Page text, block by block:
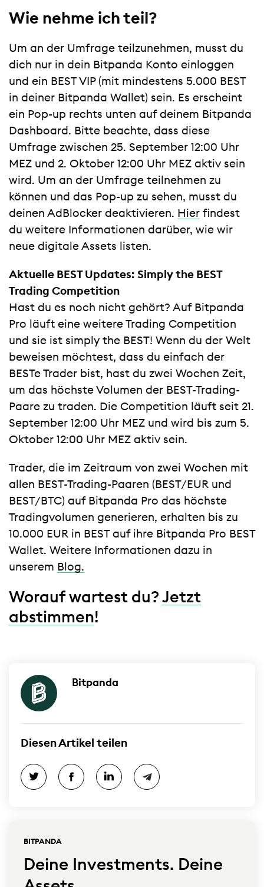
Wie nehme ich teil?
Um an der Umfrage teilzunehmen, musst du
dich nur in dein Bitpanda Konto einloggen
und ein BEST VIP (mit mindestens 5.000 BEST
in deiner Bitpanda Wallet) sein. Es erscheint
ein Pop-up rechts unten auf deinem Bitpanda
Dashboard. Bitte beachte, dass diese
Umfrage zwischen 25. September 12:00 Uhr
MEZ und 2. Oktober 12:00 Uhr MEZ aktiv sein
wird. Um an der Umfrage teilnehmen zu
können und das Pop-up zu sehen, musst du
deinen AdBlocker deaktivieren. Hier findest
du weitere Informationen darüber, wie wir
neue digitale Assets listen.
Aktuelle BEST Updates: Simply the BEST
Trading Competition
Hast du es noch nicht gehört? Auf Bitpanda
Pro läuft eine weitere Trading Competition
und sie ist simply the BEST! Wenn du der Welt
beweisen möchtest, dass du einfach der
BESTe Trader bist, hast du zwei Wochen Zeit,
um das höchste Volumen der BEST-Trading-
Paare zu traden. Die Competition läuft seit 21.
September 12:00 Uhr MEZ und wird bis zum 5.
Oktober 12:00 Uhr MEZ aktiv sein.
Trader, die im Zeitraum von zwei Wochen mit
allen BEST-Trading-Paaren (BEST/EUR und
BEST/BTC) auf Bitpanda Pro das höchste
Tradingvolumen generieren, erhalten bis zu
10.000 EUR in BEST auf ihre Bitpanda Pro BEST
Wallet. Weitere Informationen dazu in
unserem Blog.
Worauf wartest du? Jetzt
abstimmen!
Bitpanda
Diesen Artikel teilen
BITPANDA
Deine Investments. Deine